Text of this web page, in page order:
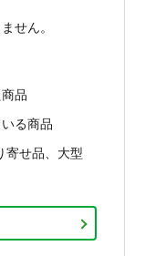
せん。
品
る商品
寄せ品、大型